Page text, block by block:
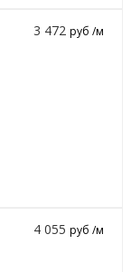
3 472руб /м
4 055руб /м